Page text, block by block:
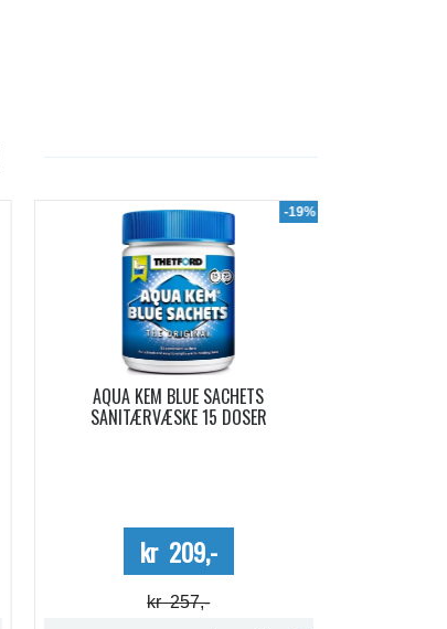
-19%
AQUA KEM BLUE SACHETS
SANITÆRVÆSKE 15 DOSER
kr 209,-
kr 257,-